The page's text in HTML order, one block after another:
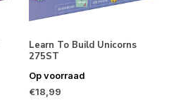
Learn To Build Unicorns
275ST
Op voorraad
€18,99